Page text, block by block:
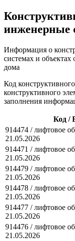
инженерные
Информация о
системах и
дома
Код
конструктивного
заполнения
Код /
914474 / лифтовое
21.05.2026
914471 / лифтовое
21.05.2026
914479 / лифтовое
21.05.2026
914478 / лифтовое
21.05.2026
914477 / лифтовое
21.05.2026
914476 / лифтовое
21.05.2026